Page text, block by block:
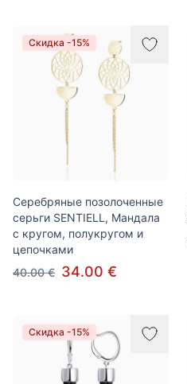
Скидка -15%
Серебряные позолоченные
серьги SENTIELL, Мандала
с кругом, полукругом и
цепочками
40.00 € 34.00 €
Скидка -15%